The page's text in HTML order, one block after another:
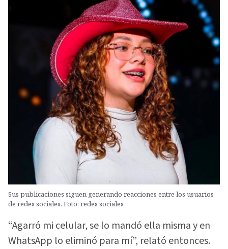
Sus publicaciones siguen generando reacciones entre los usuarios
de redes sociales. Foto: redes sociales
“Agarró mi celular, se lo mandó ella misma y en
WhatsApp lo eliminó para mí”, relató entonces.